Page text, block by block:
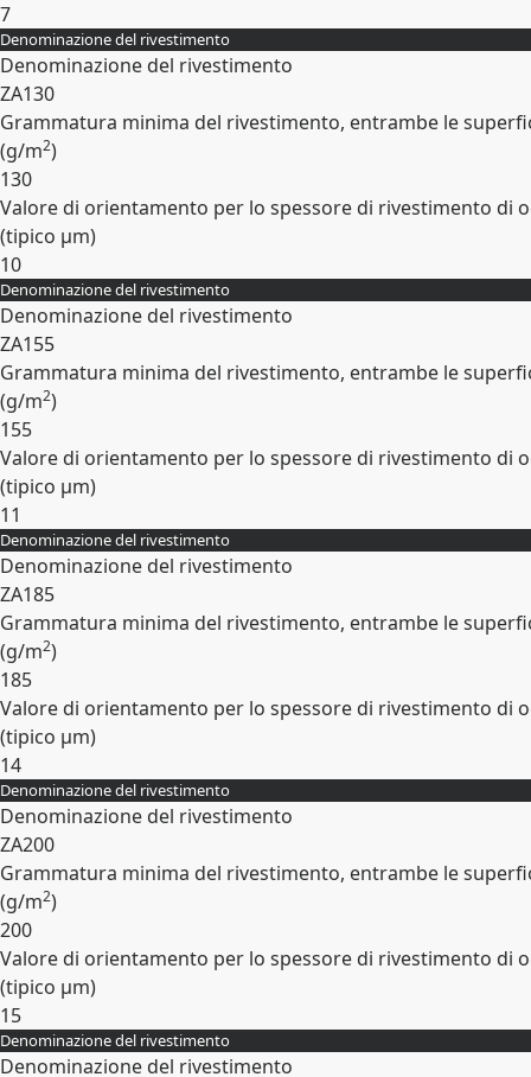
7
Espandi
Denominazione del rivestimento
Denominazione del rivestimento
ZA130
Grammatura minima del rivestimento, entrambe le
(g/m2)
130
Valore di orientamento per lo spessore di rivestimento di
(tipico µm)
10
Espandi
Denominazione del rivestimento
Denominazione del rivestimento
ZA155
Grammatura minima del rivestimento, entrambe le
(g/m2)
155
Valore di orientamento per lo spessore di rivestimento di
(tipico µm)
11
Espandi
Denominazione del rivestimento
Denominazione del rivestimento
ZA185
Grammatura minima del rivestimento, entrambe le
(g/m2)
185
Valore di orientamento per lo spessore di rivestimento di
(tipico µm)
14
Espandi
Denominazione del rivestimento
Denominazione del rivestimento
ZA200
Grammatura minima del rivestimento, entrambe le
(g/m2)
200
Valore di orientamento per lo spessore di rivestimento di
(tipico µm)
15
Espandi
Denominazione del rivestimento
Denominazione del rivestimento